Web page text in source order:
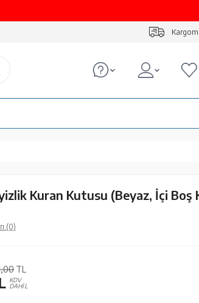
Kargom
Kuran Kutusu (Beyaz, İçi Boş
(0)
TL
KDV
DAHİL